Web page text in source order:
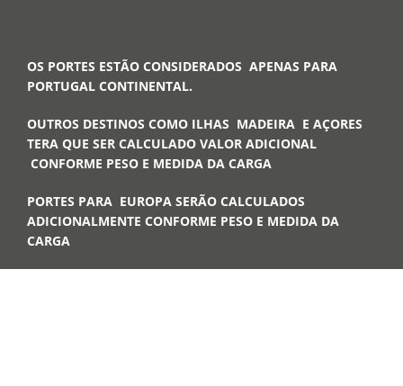
OS PORTES ESTÃO CONSIDERADOS APENAS PARA
PORTUGAL CONTINENTAL.
OUTROS DESTINOS COMO ILHAS MADEIRA E AÇORES
TERA QUE SER CALCULADO VALOR ADICIONAL
CONFORME PESO E MEDIDA DA CARGA
PORTES PARA EUROPA SERÃO CALCULADOS
ADICIONALMENTE CONFORME PESO E MEDIDA DA
CARGA